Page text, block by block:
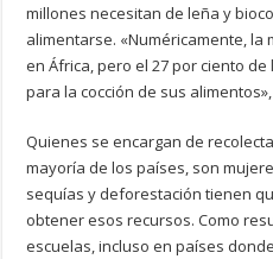
millones necesitan de leña y
alimentarse. «Numéricamente, la
en África, pero el 27 por ciento
para la cocción de sus
Quienes se encargan de
mayoría de los países, son
sequías y deforestación tienen
obtener esos recursos. Como
escuelas, incluso en países